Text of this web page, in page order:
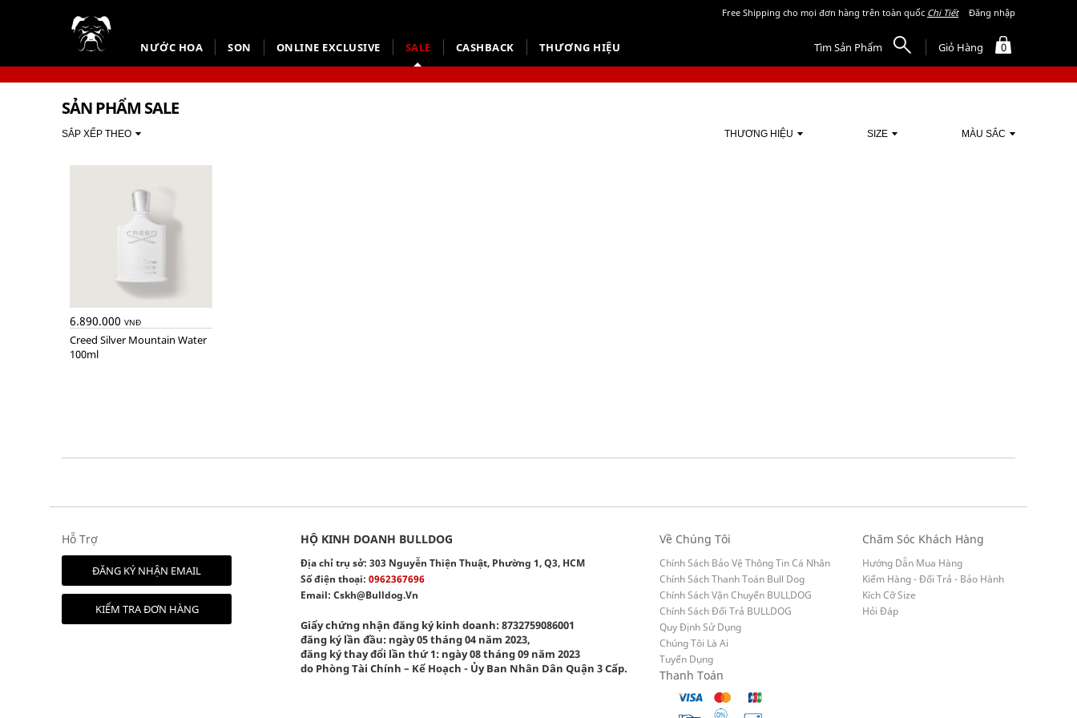
NƯỚC HOA SON ONLINE EXCLUSIVE SALE CASHBACK THƯƠNG HIỆU Tìm Sản Phẩm Giỏ Hàng 0
Free Shipping cho mọi đơn hàng trên toàn quốc Chi Tiết Đăng nhập
SẢN PHẨM SALE
SẮP XẾP THEO THƯƠNG HIỆU SIZE MÀU SẮC
6.890.000 VNĐ
Creed Silver Mountain Water
100ml
Hỗ Trợ
ĐĂNG KÝ NHẬN EMAIL
KIỂM TRA ĐƠN HÀNG
HỘ KINH DOANH BULLDOG
Địa chỉ trụ sở: 303 Nguyễn Thiện Thuật, Phường 1, Q3, HCM
Số điện thoại: 0962367696
Email: Cskh@bulldog.vn
Giấy chứng nhận đăng ký kinh doanh: 8732759086001
đăng ký lần đầu: ngày 05 tháng 04 năm 2023,
đăng ký thay đổi lần thứ 1: ngày 08 tháng 09 năm 2023
do Phòng Tài Chính – Kế Hoạch - Ủy Ban Nhân Dân Quận 3 Cấp.
Về Chúng Tôi
Chính Sách Bảo Vệ Thông Tin Cá Nhân
Chính Sách Thanh Toán Bull Dog
Chính Sách Vận Chuyển BULLDOG
Chính Sách Đổi Trả BULLDOG
Quy Định Sử Dụng
Chúng Tôi Là Ai
Tuyển Dụng
Chăm Sóc Khách Hàng
Hướng Dẫn Mua Hàng
Kiểm Hàng - Đổi Trả - Bảo Hành
Kích Cỡ Size
Hỏi Đáp
Thanh Toán